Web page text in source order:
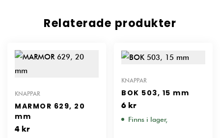
Relaterade produkter
KNAPPAR
MARMOR 629, 20
mm
4 kr
KNAPPAR
BOK 503, 15 mm
6 kr
Finns i lager,